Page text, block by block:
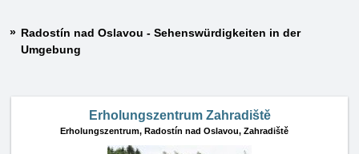
Radostín nad Oslavou - Sehenswürdigkeiten in der
Umgebung
Erholungszentrum Zahradiště
Erholungszentrum, Radostín nad Oslavou, Zahradiště